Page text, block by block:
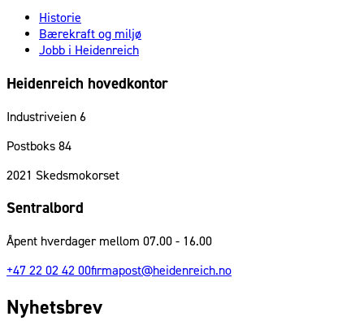
Historie
Bærekraft og miljø
Jobb i Heidenreich
Heidenreich hovedkontor
Industriveien 6
Postboks 84
2021 Skedsmokorset
Sentralbord
Åpent hverdager mellom 07.00 - 16.00
+47 22 02 42 00firmapost@heidenreich.no
Nyhetsbrev